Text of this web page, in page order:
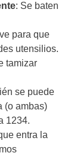
: Se baten
para que
utensilios.
tamizar
se puede
(o ambas)
1234.
entra la